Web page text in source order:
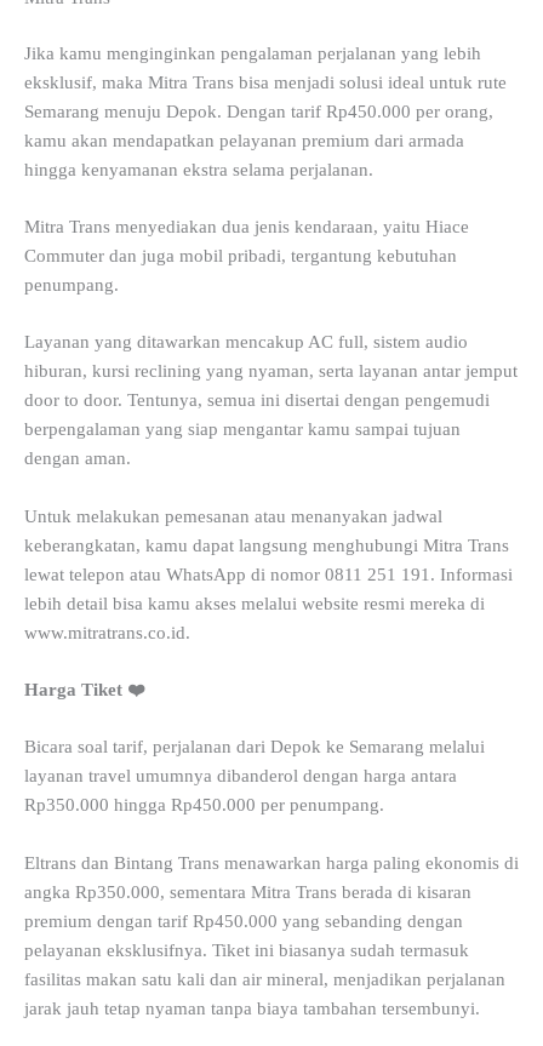
Jika kamu menginginkan pengalaman perjalanan yang lebih
eksklusif, maka Mitra Trans bisa menjadi solusi ideal untuk rute
Semarang menuju Depok. Dengan tarif Rp450.000 per orang,
kamu akan mendapatkan pelayanan premium dari armada
hingga kenyamanan ekstra selama perjalanan.
Mitra Trans menyediakan dua jenis kendaraan, yaitu Hiace
Commuter dan juga mobil pribadi, tergantung kebutuhan
penumpang.
Layanan yang ditawarkan mencakup AC full, sistem audio
hiburan, kursi reclining yang nyaman, serta layanan antar jemput
door to door. Tentunya, semua ini disertai dengan pengemudi
berpengalaman yang siap mengantar kamu sampai tujuan
dengan aman.
Untuk melakukan pemesanan atau menanyakan jadwal
keberangkatan, kamu dapat langsung menghubungi Mitra Trans
lewat telepon atau WhatsApp di nomor 0811 251 191. Informasi
lebih detail bisa kamu akses melalui website resmi mereka di
www.mitratrans.co.id.
Harga Tiket ❤️
Bicara soal tarif, perjalanan dari Depok ke Semarang melalui
layanan travel umumnya dibanderol dengan harga antara
Rp350.000 hingga Rp450.000 per penumpang.
Eltrans dan Bintang Trans menawarkan harga paling ekonomis di
angka Rp350.000, sementara Mitra Trans berada di kisaran
premium dengan tarif Rp450.000 yang sebanding dengan
pelayanan eksklusifnya. Tiket ini biasanya sudah termasuk
fasilitas makan satu kali dan air mineral, menjadikan perjalanan
jarak jauh tetap nyaman tanpa biaya tambahan tersembunyi.